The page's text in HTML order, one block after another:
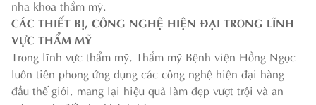
nha khoa thẩm mỹ.
CÁC THIẾT BỊ, CÔNG NGHỆ HIỆN ĐẠI TRONG LĨNH
VỰC THẨM MỸ
Trong lĩnh vực thẩm mỹ, Thẩm mỹ Bệnh viện Hồng Ngọc
luôn tiên phong ứng dụng các công nghệ hiện đại hàng
đầu thế giới, mang lại hiệu quả làm đẹp vượt trội và an